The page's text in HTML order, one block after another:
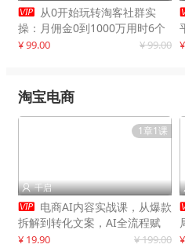
 从0开始玩转淘客社群实
操：月佣金0到1000万用时6个
月
¥ 99.00 ¥ 99.00
淘宝电商
1章1课
 千启
 电商AI内容实战课，从爆款
拆解到转化文案，AI全流程赋
能，解放人力，单月节省内容成
¥ 19.90 ¥ 199.00